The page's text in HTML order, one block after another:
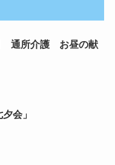
通所介護 お昼の献
会」